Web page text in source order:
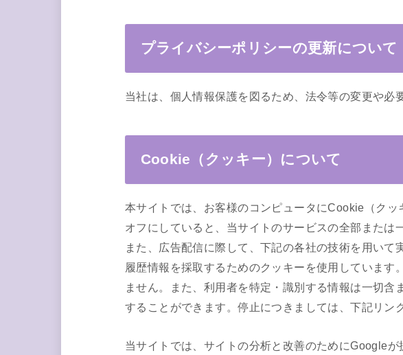
プライバシーポリシーの更新について
当社は、個人情報保護を図るため、法令等の変更や
Cookie（クッキー）について
本サイトでは、お客様のコンピュータにCookie（ク
オフにしていると、当サイトのサービスの全部また
また、広告配信に際して、下記の各社の技術を用い
履歴情報を採取するためのクッキーを使用していま
ません。また、利用者を特定・識別する情報は一切
することができます。停止につきましては、下記リン
当サイトでは、サイトの分析と改善のためにGoogle